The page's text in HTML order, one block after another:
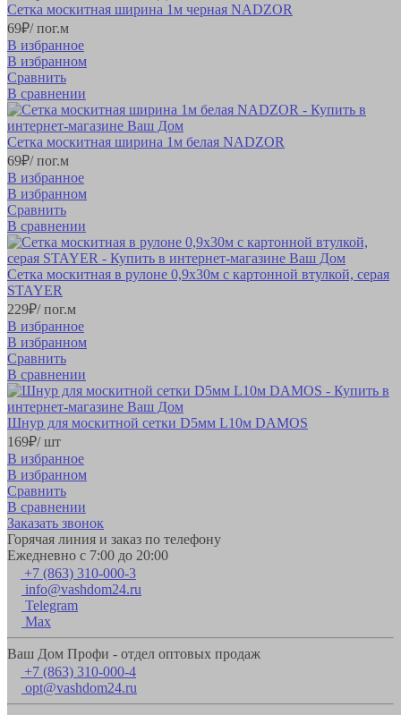
Сетка москитная ширина 1м черная NADZOR
69₽/ пог.м
В избранное
В избранном
Сравнить
В сравнении
Сетка москитная ширина 1м белая NADZOR
69₽/ пог.м
В избранное
В избранном
Сравнить
В сравнении
Сетка москитная в рулоне 0,9х30м с картонной втулкой, серая
STAYER
229₽/ пог.м
В избранное
В избранном
Сравнить
В сравнении
Шнур для москитной сетки D5мм L10м DAMOS
169₽/ шт
В избранное
В избранном
Сравнить
В сравнении
Заказать звонок
Горячая линия и заказ по телефону
Ежедневно с 7:00 до 20:00
+7 (863) 310-000-3
info@vashdom24.ru
Telegram
Max
Ваш Дом Профи - отдел оптовых продаж
+7 (863) 310-000-4
opt@vashdom24.ru